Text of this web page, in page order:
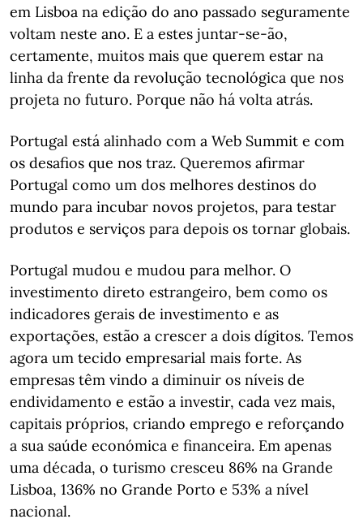
em Lisboa na edição do ano passado seguramente
voltam neste ano. E a estes juntar-se-ão,
certamente, muitos mais que querem estar na
linha da frente da revolução tecnológica que nos
projeta no futuro. Porque não há volta atrás.
Portugal está alinhado com a Web Summit e com
os desafios que nos traz. Queremos afirmar
Portugal como um dos melhores destinos do
mundo para incubar novos projetos, para testar
produtos e serviços para depois os tornar globais.
Portugal mudou e mudou para melhor. O
investimento direto estrangeiro, bem como os
indicadores gerais de investimento e as
exportações, estão a crescer a dois dígitos. Temos
agora um tecido empresarial mais forte. As
empresas têm vindo a diminuir os níveis de
endividamento e estão a investir, cada vez mais,
capitais próprios, criando emprego e reforçando
a sua saúde económica e financeira. Em apenas
uma década, o turismo cresceu 86% na Grande
Lisboa, 136% no Grande Porto e 53% a nível
nacional.